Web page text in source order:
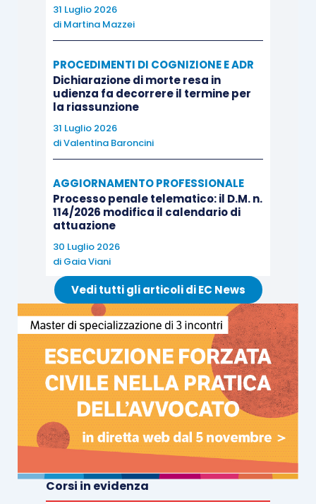
31 Luglio 2026
di Martina Mazzei
PROCEDIMENTI DI COGNIZIONE E ADR
Dichiarazione di morte resa in
udienza fa decorrere il termine per
la riassunzione
31 Luglio 2026
diValentina Baroncini
AGGIORNAMENTO PROFESSIONALE
Processo penale telematico: il D.M. n.
114/2026 modifica il calendario di
attuazione
30 Luglio 2026
di Gaia Viani
Vedi tutti gli articoli di EC News
Corsi in evidenza